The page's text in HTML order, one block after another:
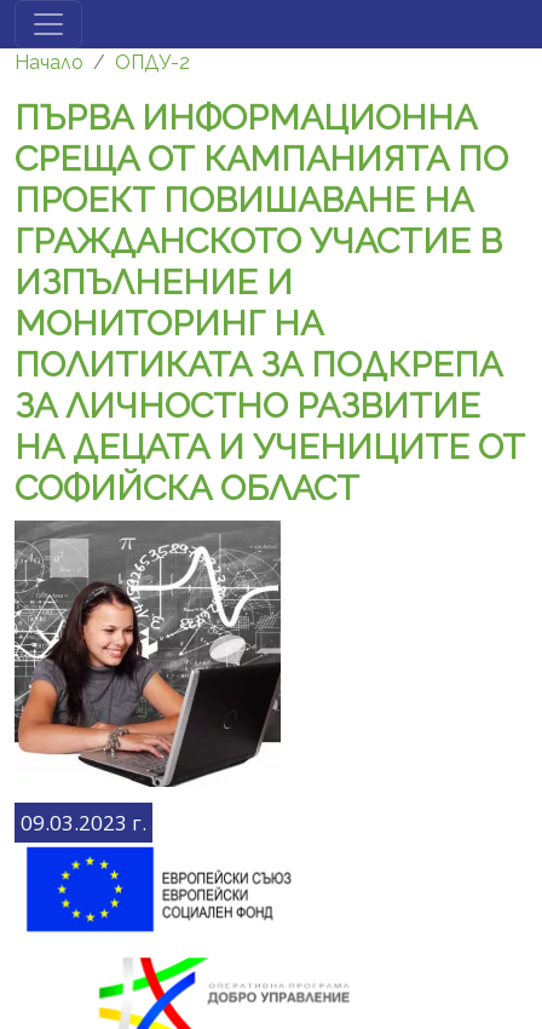
Премини към основното съдържание
Начало ОПДУ-2
ПЪРВА ИНФОРМАЦИОННА
СРЕЩА ОТ КАМПАНИЯТА ПО
ПРОЕКТ ПОВИШАВАНЕ НА
ГРАЖДАНСКОТО УЧАСТИЕ В
ИЗПЪЛНЕНИЕ И
МОНИТОРИНГ НА
ПОЛИТИКАТА ЗА ПОДКРЕПА
ЗА ЛИЧНОСТНО РАЗВИТИЕ
НА ДЕЦАТА И УЧЕНИЦИТЕ ОТ
СОФИЙСКА ОБЛАСТ
09.03.2023 г.